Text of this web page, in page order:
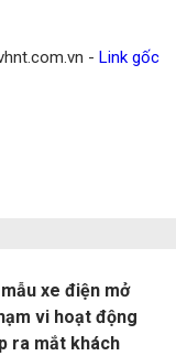
- Link gốc
xe điện mở
vi hoạt động
ra mắt khách